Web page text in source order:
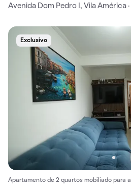
Avenida Dom Pedro I, Vila América
Exclusivo
Apartamento de 2 quartos mobiliado para